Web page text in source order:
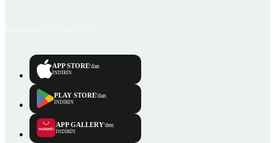
APP STORE'dan
İNDİRİN
PLAY STORE'dan
İNDİRİN
APP GALLERY'den
İNDİRİN